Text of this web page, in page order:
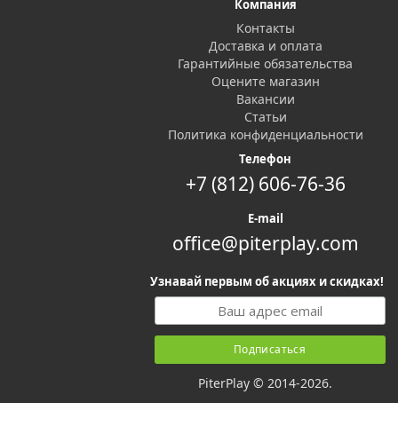
Компания
Контакты
Доставка и оплата
Гарантийные обязательства
Оцените магазин
Вакансии
Статьи
Политика конфиденциальности
Телефон
+7 (812) 606-76-36
E-mail
office@piterplay.com
Узнавай первым об акциях и скидках!
PiterPlay © 2014-2026.